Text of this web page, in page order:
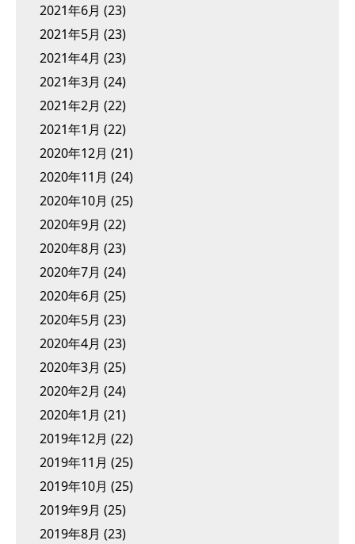
2021年6月 (23)
2021年5月 (23)
2021年4月 (23)
2021年3月 (24)
2021年2月 (22)
2021年1月 (22)
2020年12月 (21)
2020年11月 (24)
2020年10月 (25)
2020年9月 (22)
2020年8月 (23)
2020年7月 (24)
2020年6月 (25)
2020年5月 (23)
2020年4月 (23)
2020年3月 (25)
2020年2月 (24)
2020年1月 (21)
2019年12月 (22)
2019年11月 (25)
2019年10月 (25)
2019年9月 (25)
2019年8月 (23)